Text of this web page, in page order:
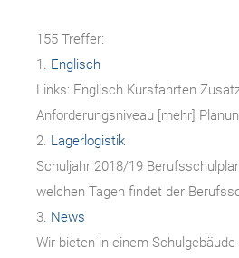
155 Treffer:
1. Englisch
Links: Englisch Kursfahrten
Anforderungsniveau [mehr]
2. Lagerlogistik
Schuljahr 2018/19
welchen Tagen findet der
3. News
Wir bieten in einem